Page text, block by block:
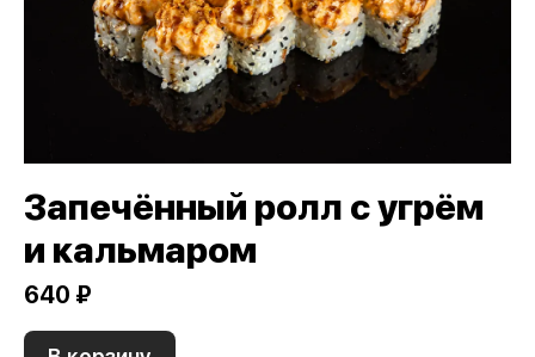
Запечённый ролл с угрём
и кальмаром
640 ₽